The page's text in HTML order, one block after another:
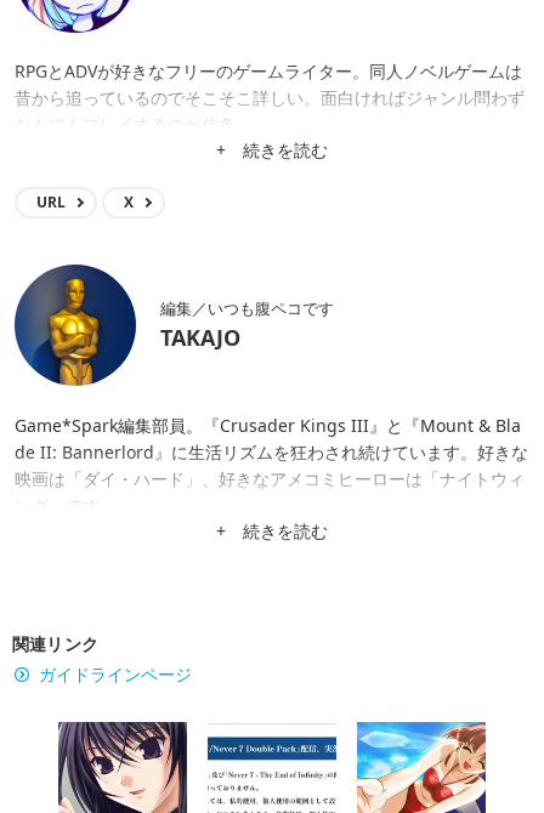
RPGとADVが好きなフリーのゲームライター。同人ノベルゲームは
昔から追っているのでそこそこ詳しい。面白ければジャンル問わず
なんでもプレイするのが信条。
+ 続きを読む
URL X
編集／いつも腹ペコです
TAKAJO
Game*Spark編集部員。『Crusader Kings III』と『Mount & Bla
de II: Bannerlord』に生活リズムを狂わされ続けています。好きな
映画は「ダイ・ハード」、好きなアメコミヒーローは「ナイトウィ
ング」です。
+ 続きを読む
関連リンク
ガイドラインページ